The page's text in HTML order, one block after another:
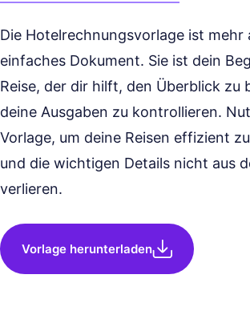
Die Hotelrechnungsvorlage ist mehr
einfaches Dokument. Sie ist dein
Reise, der dir hilft, den Überblick zu
deine Ausgaben zu kontrollieren.
Vorlage, um deine Reisen effizient
und die wichtigen Details nicht aus
verlieren.
Vorlage herunterladen